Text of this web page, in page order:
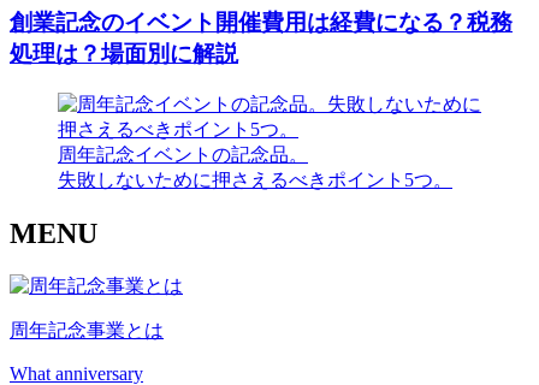
創業記念のイベント開催費用は経費になる？税務
処理は？場面別に解説
周年記念イベントの記念品。
失敗しないために押さえるべきポイント5つ。
MENU
周年記念事業とは
What anniversary